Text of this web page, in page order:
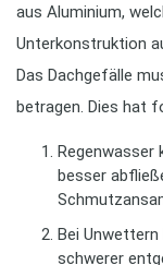
aus Aluminium,
Unterkonstruktion
Das Dachgefälle
betragen. Dies hat
Regenwasser
besser
Bei Unwettern
schwerer